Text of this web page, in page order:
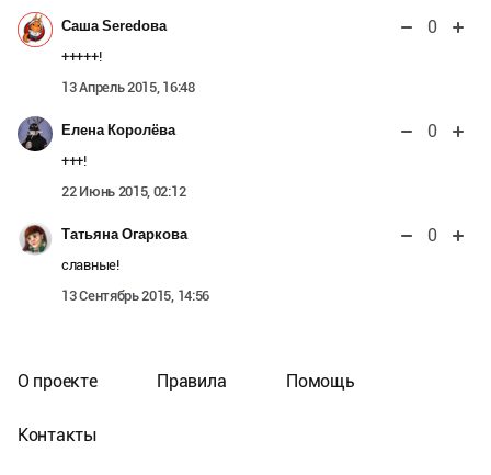
Саша Seredова 0
+++++!
13 Апрель 2015, 16:48
Елена Королёва 0
+++!
22 Июнь 2015, 02:12
Татьяна Огаркова 0
славные!
13 Сентябрь 2015, 14:56
О проекте Правила Помощь
Контакты